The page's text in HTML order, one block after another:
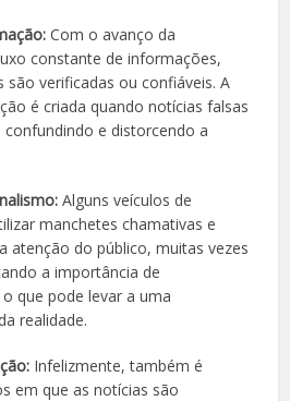
Com o avanço da
constante de informações,
verificadas ou confiáveis. A
é criada quando notícias falsas
e distorcendo a
Alguns veículos de
manchetes chamativas e
atenção do público, muitas vezes
a importância de
que pode levar a uma
realidade.
Infelizmente, também é
em que as notícias são